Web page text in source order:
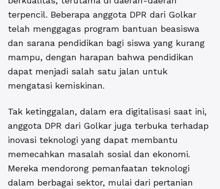
terpencil. Beberapa anggota DPR dari Golkar
telah menggagas program bantuan beasiswa
dan sarana pendidikan bagi siswa yang kurang
mampu, dengan harapan bahwa pendidikan
dapat menjadi salah satu jalan untuk
mengatasi kemiskinan.
Tak ketinggalan, dalam era digitalisasi saat ini,
anggota DPR dari Golkar juga terbuka terhadap
inovasi teknologi yang dapat membantu
memecahkan masalah sosial dan ekonomi.
Mereka mendorong pemanfaatan teknologi
dalam berbagai sektor, mulai dari pertanian